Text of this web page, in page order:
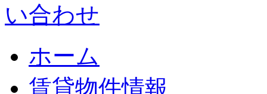
ホーム
賃貸物件情報